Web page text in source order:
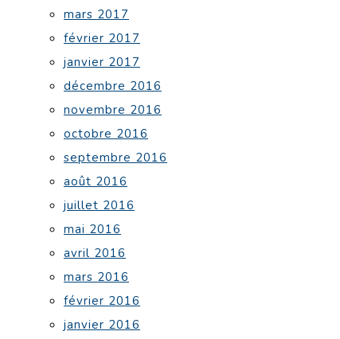
mars 2017
février 2017
janvier 2017
décembre 2016
novembre 2016
octobre 2016
septembre 2016
août 2016
juillet 2016
mai 2016
avril 2016
mars 2016
février 2016
janvier 2016